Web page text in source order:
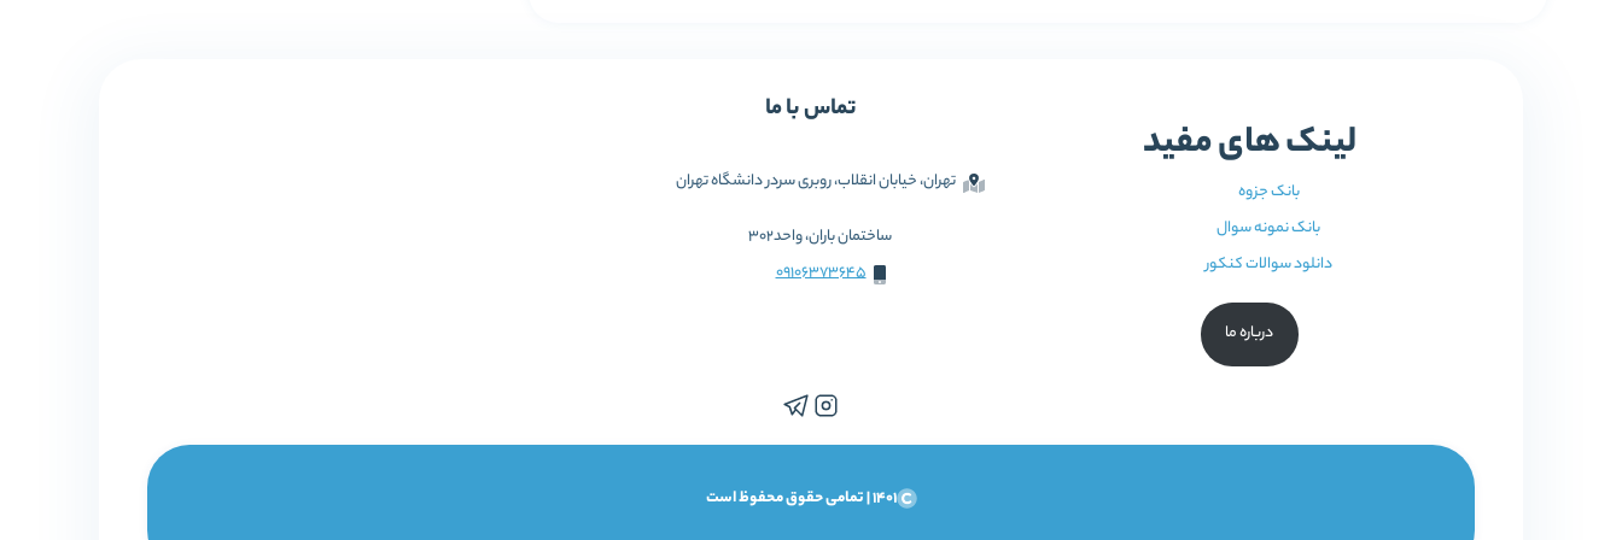
لینک های مفید
بانک جزوه
بانک نمونه سوال
دانلود سوالات کنکور
درباره ما
تماس با ما
تهران، خیابان انقلاب، روبری سردر دانشگاه تهران
ساختمان باران، واحد302
09106373645
1401 | تمامی حقوق محفوظ است